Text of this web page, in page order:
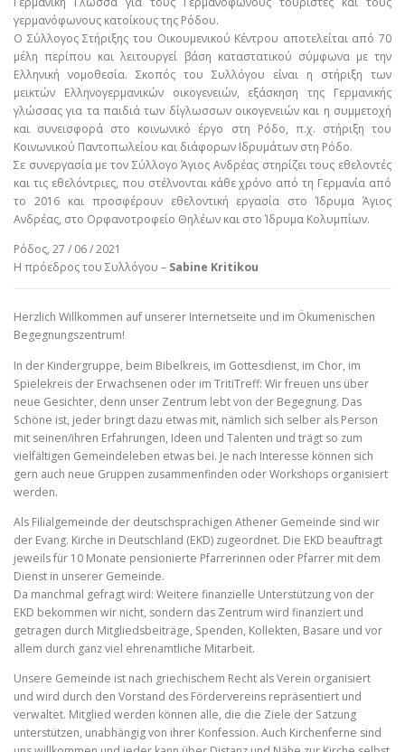
γερμανόφωνους κατοίκους της Ρόδου.
Ο Σύλλογος Στήριξης του Οικουμενικού Κέντρου αποτελείται από 70
μέλη περίπου και λειτουργεί βάση καταστατικού σύμφωνα με την
Ελληνική νομοθεσία. Σκοπός του Συλλόγου είναι η στήριξη των
μεικτών Ελληνογερμανικών οικογενειών, εξάσκηση της Γερμανικής
γλώσσας για τα παιδιά των δίγλωσσων οικογενειών και η συμμετοχή
και συνεισφορά στο κοινωνικό έργο στη Ρόδο, π.χ. στήριξη του
Κοινωνικού Παντοπωλείου και διάφορων Ιδρυμάτων στη Ρόδο.
Σε συνεργασία με τον Σύλλογο Άγιος Ανδρέας στηρίζει τους εθελοντές
και τις εθελόντριες, που στέλνονται κάθε χρόνο από τη Γερμανία από
το 2016 και προσφέρουν εθελοντική εργασία στο Ίδρυμα Άγιος
Ανδρέας, στο Ορφανοτροφείο Θηλέων και στο Ίδρυμα Κολυμπίων.
Ρόδος, 27 / 06 / 2021
Η πρόεδρος του Συλλόγου – Sabine Kritikou
Herzlich Willkommen auf unserer Internetseite und im Ökumenischen
Begegnungszentrum!
In der Kindergruppe, beim Bibelkreis, im Gottesdienst, im Chor, im
Spielekreis der Erwachsenen oder im TritiTreff: Wir freuen uns über
neue Gesichter, denn unser Zentrum lebt von der Begegnung. Das
Schöne ist, jeder bringt dazu etwas mit, nämlich sich selber als Person
mit seinen/ihren Erfahrungen, Ideen und Talenten und trägt so zum
vielfältigen Gemeindeleben etwas bei. Je nach Interesse können sich
gern auch neue Gruppen zusammenfinden oder Workshops organisiert
werden.
Als Filialgemeinde der deutschsprachigen Athener Gemeinde sind wir
der Evang. Kirche in Deutschland (EKD) zugeordnet. Die EKD beauftragt
jeweils für 10 Monate pensionierte Pfarrerinnen oder Pfarrer mit dem
Dienst in unserer Gemeinde.
Da manchmal gefragt wird: Weitere finanzielle Unterstützung von der
EKD bekommen wir nicht, sondern das Zentrum wird finanziert und
getragen durch Mitgliedsbeiträge, Spenden, Kollekten, Basare und vor
allem durch ganz viel ehrenamtliche Mitarbeit.
Unsere Gemeinde ist nach griechischem Recht als Verein organisiert
und wird durch den Vorstand des Fördervereins repräsentiert und
verwaltet. Mitglied werden können alle, die die Ziele der Satzung
unterstützen, unabhängig von ihrer Konfession. Auch Kirchenferne sind